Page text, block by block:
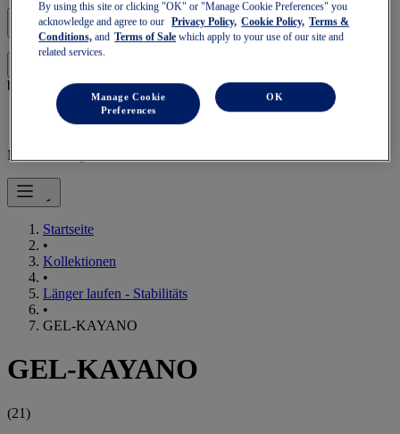
beginnen.
Mobile Navigation
Startseite
•
Kollektionen
•
Länger laufen - Stabilitäts
•
GEL-KAYANO
GEL-KAYANO
(21)
By using this site or clicking "OK" or "Manage Cookie Preferences" you
acknowledge and agree to our
Privacy Policy, Cookie Policy, Terms &
Conditions, and Terms of Sale which apply to your use of our site and
related services.
Manage Cookie
Preferences
OK